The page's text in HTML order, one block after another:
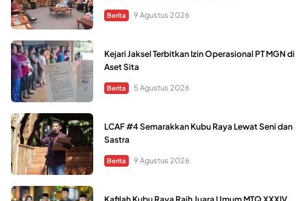
Berita 9 Agustus 2026
Kejari Jaksel Terbitkan Izin Operasional PT MGN di
Aset Sita
Berita 5 Agustus 2026
LCAF #4 Semarakkan Kubu Raya Lewat Seni dan
Sastra
Berita 9 Agustus 2026